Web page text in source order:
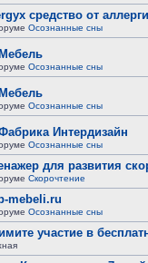
средство от
Осознанные сны
Мебель
Осознанные сны
Мебель
Осознанные сны
Интердизайн
Осознанные сны
для развития
Скорочтение
mebeli.ru
Осознанные сны
участие в